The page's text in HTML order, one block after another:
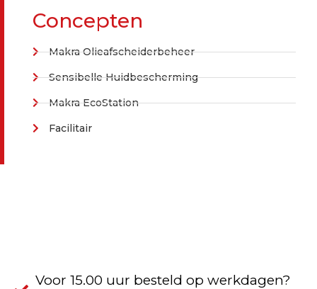
Concepten
Makra Olieafscheiderbeheer
Sensibelle Huidbescherming
Makra EcoStation
Facilitair
Voor 15.00 uur besteld op werkdagen?